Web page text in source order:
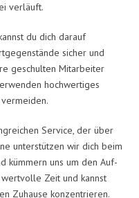
verläuft.
du dich darauf
sicher und
geschulten Mitarbeiter
hochwertiges
Service, der über
unterstützen wir dich beim
kümmern uns um den Auf-
Zeit und kannst
Zuhause konzentrieren.